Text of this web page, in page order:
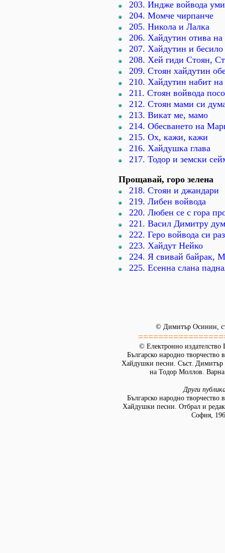
203. Индже войвода
204. Момче чирпанче
205. Никола и Лалка
206. Хайдутин отива на
207. Хайдутин и бесило
208. Хей гиди Стоян,
209. Стоян хайдутин
210. Хайдутин набит на
211. Стоян войвода
212. Стоян мами си
213. Викат ме, мамо
214. Обесването на
215. Ох, кажи, кажи
216. Хайдушка глава
217. Тодор и земски
Прощавай, горо зелена
218. Стоян и джандари
219. Либен войвода
220. Любен се с гора
221. Васил Димитру
222. Геро войвода си
223. Хайдут Нейко
224. Я свивай байрак,
225. Есенна слана
© Димитър Осинин,
© Електронно издателство
Българско народно творчество
Хайдушки песни. Съст. Димитър
на Тодор Моллов.
Други
Българско народно творчество
Хайдушки песни. Отбрал и
София,